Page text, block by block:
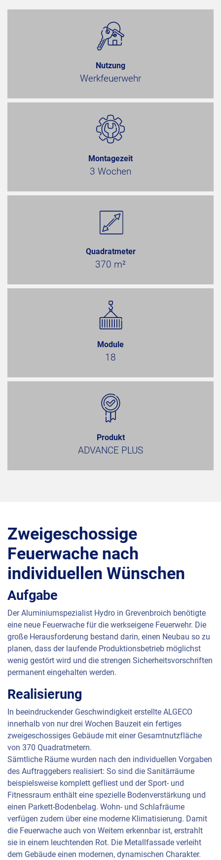
Nutzung
Werkfeuerwehr
Montagezeit
3 Wochen
Quadratmeter
370 m²
Module
18
Produkt
ADVANCE PLUS
Zweigeschossige
Feuerwache nach
individuellen Wünschen
Aufgabe
Der Aluminiumspezialist Hydro in Grevenbroich benötigte
eine neue Feuerwache für die werkseigene Feuerwehr. Die
große Herausforderung bestand darin, einen Neubau so zu
planen, dass der laufende Produktionsbetrieb möglichst
wenig gestört wird und die strengen Sicherheitsvorschriften
permanent eingehalten werden.
Realisierung
In beeindruckender Geschwindigkeit erstellte ALGECO
innerhalb von nur drei Wochen Bauzeit ein fertiges
zweigeschossiges Gebäude mit einer Gesamtnutzfläche
von 370 Quadratmetern.
Sämtliche Räume wurden nach den individuellen Vorgaben
des Auftraggebers realisiert: So sind die Sanitärräume
beispielsweise komplett gefliest und der Sport- und
Fitnessraum enthält eine spezielle Bodenverstärkung und
einen Parkett-Bodenbelag. Wohn- und Schlafräume
verfügen zudem über eine moderne Klimatisierung. Damit
die Feuerwache auch von Weitem erkennbar ist, erstrahlt
sie in einem leuchtenden Rot. Die Metallfassade verleiht
dem Gebäude einen modernen, dynamischen Charakter.